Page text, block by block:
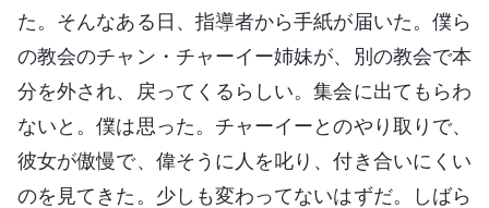
た。そんなある日、指導者から手紙が届いた。僕ら
の教会のチャン・チャーイー姉妹が、別の教会で本
分を外され、戻ってくるらしい。集会に出てもらわ
ないと。僕は思った。チャーイーとのやり取りで、
彼女が傲慢で、偉そうに人を叱り、付き合いにくい
のを見てきた。少しも変わってないはずだ。しばら